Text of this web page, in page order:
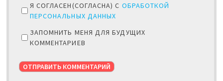
Я СОГЛАСЕН(СОГЛАСНА) С ОБРАБОТКОЙ
ПЕРСОНАЛЬНЫХ ДАННЫХ
ЗАПОМНИТЬ МЕНЯ ДЛЯ БУДУЩИХ
КОММЕНТАРИЕВ